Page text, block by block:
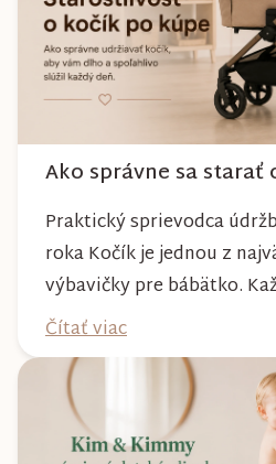
Ako správne sa
Praktický sprievodca
roka Kočík je jednou z
výbavičky pre bábätko.
absolvujete prechádzky po
na lesných chodníkoch aj
počasia. Pravidelnou
môžete byť istí, že vám
dlhé roky a zachová si
Čítať viac